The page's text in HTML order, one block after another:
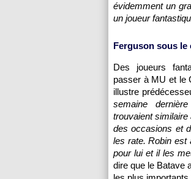
évidemment un
un joueur
Ferguson sous le
Des joueurs
passer à MU et le
illustre
semaine
trouvaient
des occasions et
les rate. Robin est
pour lui et il les
dire que le Batave